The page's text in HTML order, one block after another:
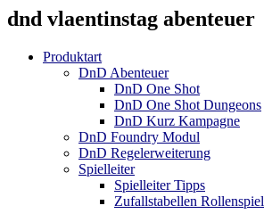
dnd vlaentinstag abenteuer
Produktart
DnD Abenteuer
DnD One Shot
DnD One Shot Dungeons
DnD Kurz Kampagne
DnD Foundry Modul
DnD Regelerweiterung
Spielleiter
Spielleiter Tipps
Zufallstabellen Rollenspiel